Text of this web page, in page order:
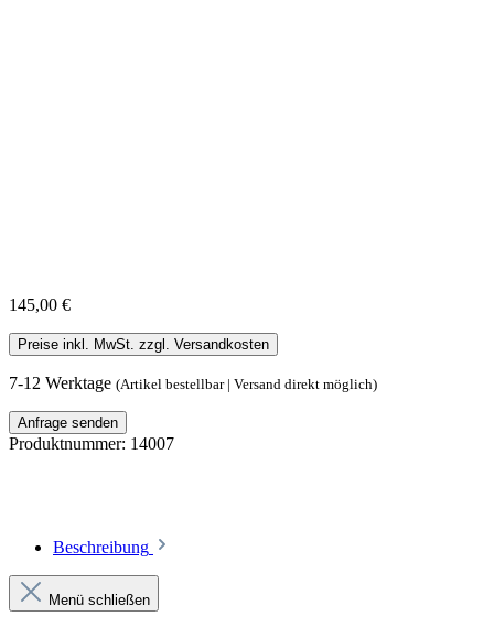
145,00 €
Preise inkl. MwSt. zzgl. Versandkosten
7-12 Werktage (Artikel bestellbar | Versand direkt möglich)
Anfrage senden
Produktnummer: 14007
Beschreibung
Menü schließen